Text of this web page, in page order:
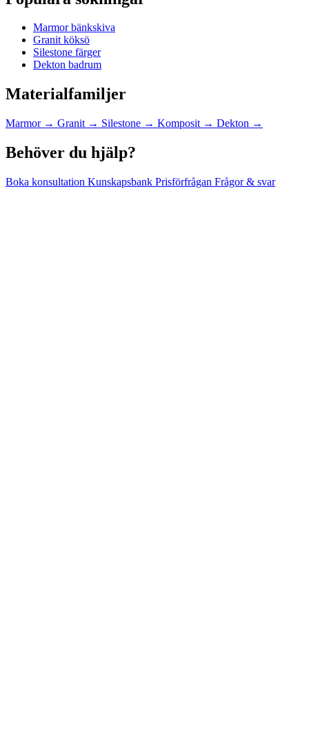
Marmor bänkskiva
Granit köksö
Silestone färger
Dekton badrum
Materialfamiljer
Marmor → Granit → Silestone → Komposit → Dekton →
Behöver du hjälp?
Boka konsultation Kunskapsbank Prisförfrågan Frågor & svar